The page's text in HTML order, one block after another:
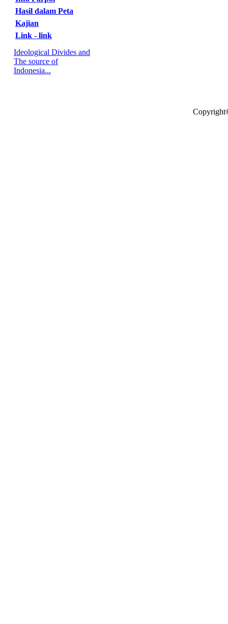
Hasil dalam Peta
Kajian
Link - link
Ideological Divides and
The source of
Indonesia...